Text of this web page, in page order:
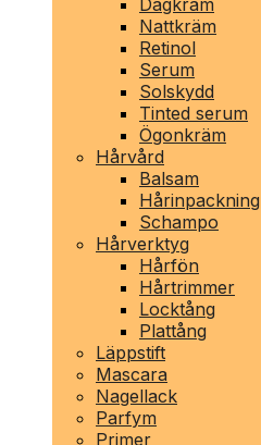
Dagkräm
Nattkräm
Retinol
Serum
Solskydd
Tinted serum
Ögonkräm
Hårvård
Balsam
Hårinpackning
Schampo
Hårverktyg
Hårfön
Hårtrimmer
Locktång
Plattång
Läppstift
Mascara
Nagellack
Parfym
Primer